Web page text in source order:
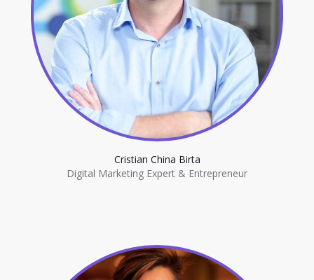
Cristian China Birta
Digital Marketing Expert & Entrepreneur